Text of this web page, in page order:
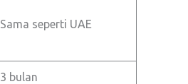
Sama seperti UAE
3 bulan